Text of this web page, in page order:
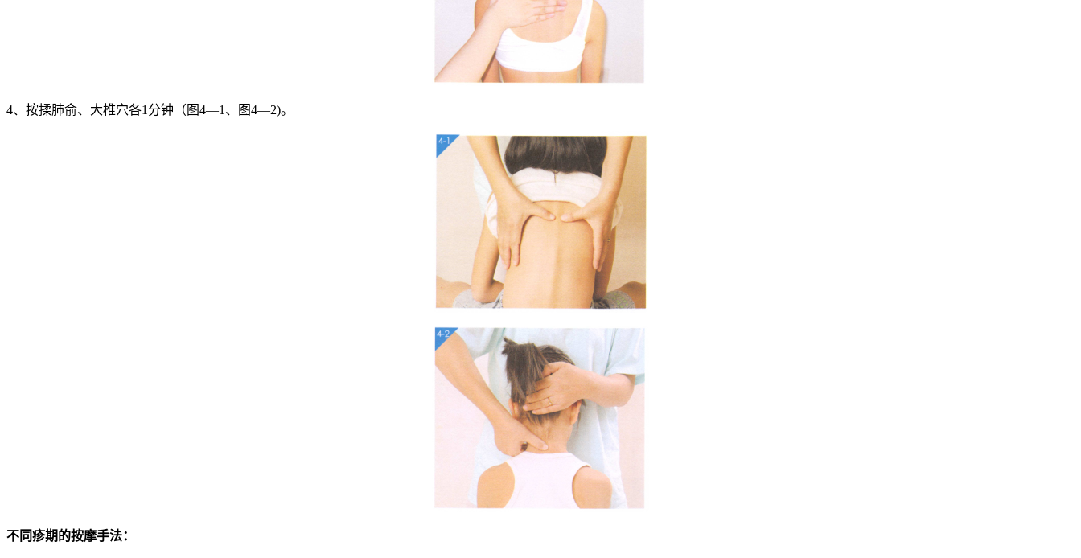
4、按揉肺俞、大椎穴各1分钟（图4—1、图4—2)。
不同疹期的按摩手法：